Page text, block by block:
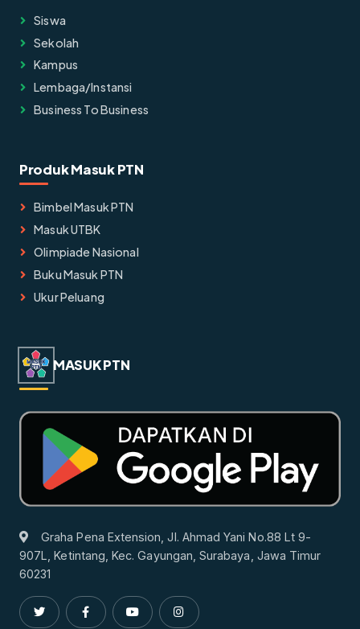
Siswa
Sekolah
Kampus
Lembaga/instansi
Business To Business
Produk Masuk PTN
Bimbel Masuk PTN
Masuk UTBK
Olimpiade Nasional
Buku Masuk PTN
Ukur Peluang
MASUK PTN
Graha Pena Extension, Jl. Ahmad Yani No.88 Lt 9-
907L, Ketintang, Kec. Gayungan, Surabaya, Jawa Timur
60231